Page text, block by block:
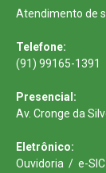
Atendimento de
Telefone:
(91) 99165-1391
Presencial:
Av. Cronge da
Eletrônico:
Ouvidoria / e-SIC